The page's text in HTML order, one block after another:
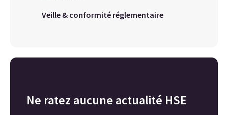
Veille & conformité réglementaire
Ne ratez aucune actualité HSE